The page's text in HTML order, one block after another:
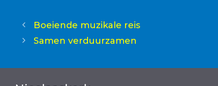
c
e
o
ai
l
a
ts
p
p
y
n
Boeiende muzikale reis
Samen verduurzamen